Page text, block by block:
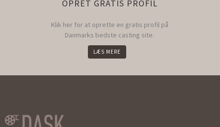
OPRET GRATIS PROFIL
Klik her for at oprette en gratis profil på
Danmarks bedste casting site.
LÆS MERE